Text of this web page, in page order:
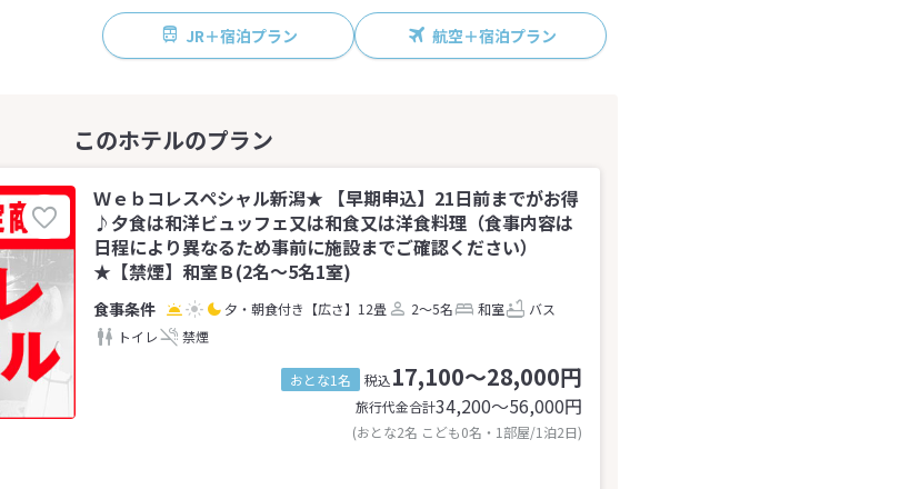
JR＋宿泊プラン 航空＋宿泊プラン
Ｗｅｂコレスペシャル新潟★ 【早期申込】21日前までがお得
♪夕食は和洋ビュッフェ又は和食又は洋食料理（食事内容は
日程により異なるため事前に施設までご確認ください）
★【禁煙】和室Ｂ(2名～5名1室)
夕・朝食付き 【広さ】12畳 2～5名 和室
バス
トイレ
禁煙
おとな1名 税込17,100～28,000円
旅行代金合計34,200〜56,000円
(おとな2名 こども0名・1部屋/1泊2日)